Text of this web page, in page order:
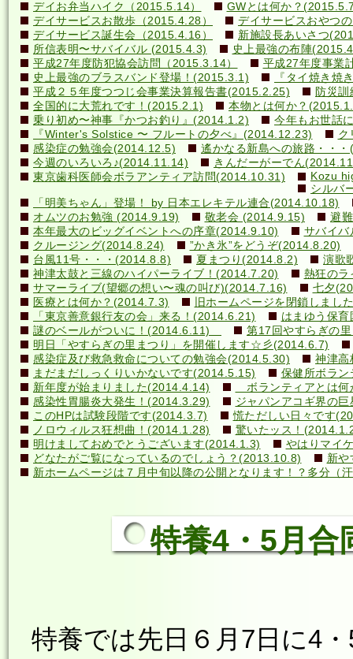
デイお弁当ハイク（2015.5.14）
GWとは何か？
デイサービスお散歩（2015.4.28）
デイサービスおやつ
デイサービス誕生会（2015.4.16）
新施設長あいさつ
所信表明〜サバイバル (2015.4.3)
史上最強の布陣
平成27年度防犯協会訪問（2015.3.14）
平成27年度事業
史上最強のブラスバンド登場！(2015.3.1)
『タイ焼き焼
平成２５年度つつじ会事業決算報告書(2015.2.25)
防災
全国的に大荒れです！(2015.2.1)
本物とは何か？
乗り初め〜神事『かつお釣り』(2014.1.2)
今年もお世話
『Winter's Solstice 〜 フルートの夕べ』(2014.12.23)
ク
感染症の勉強会(2014.12.5)
遙かなる新島への旅路・・
今週のいろいろ♪(2014.11.14)
きんだーがーでん
東京歯科医師会ボラアンティア訪問(2014.10.31)
Kozu
シルバ
「明美ちゃん」登場！ by 日本エレキテル連合(2014.10.18)
オムツのお勉強 (2014.9.19)
敬老会 (2014.9.15)
避
本年最大のビッグイベントへの序章(2014.9.10)
サバイ
クルージング(2014.8.24)
”かき氷”をどうぞ(2014.8.20)
台風11号・・・(2014.8.8)
夏まつり(2014.8.2)
演歌
神津太鼓と三線のハイパーライブ！(2014.7.20)
熱狂の
サマーライブ(望郷の想い〜魂の叫び)(2014.7.16)
七夕
医療とは何か？(2014.7.3)
旧ホームページを閉鎖しまし
「東京善意銀行友の会」来る！(2014.6.21)
はまゆう保
謎のベールがついに！(2014.6.11)
第17回やすらぎの
明日「やすらぎの里まつり」を開催します☆彡(2014.6.7)
感染症及び救急救命についての勉強会(2014.5.30)
神津高
まだまだしっくりいかないです(2014.5.15)
保健所ボラ
新年度が始まりました(2014.4.14)
ボランティアとは
感染性胃腸炎大発生！(2014.3.29)
ジャパンアコギ界の
このHPは試験段階です(2014.3.7)
慌ただしい日々です
ノロウィルス狂想曲！(2014.1.28)
驚いたッス！
明けましておめでとうございます(2014.1.3)
やはりマイ
どなたがご覧になっているのでしょう？(2013.10.8)
新や
新ホームページは７月中旬以降の公開となります！？多分
特養4・5月合
特養では先日６月7日に4